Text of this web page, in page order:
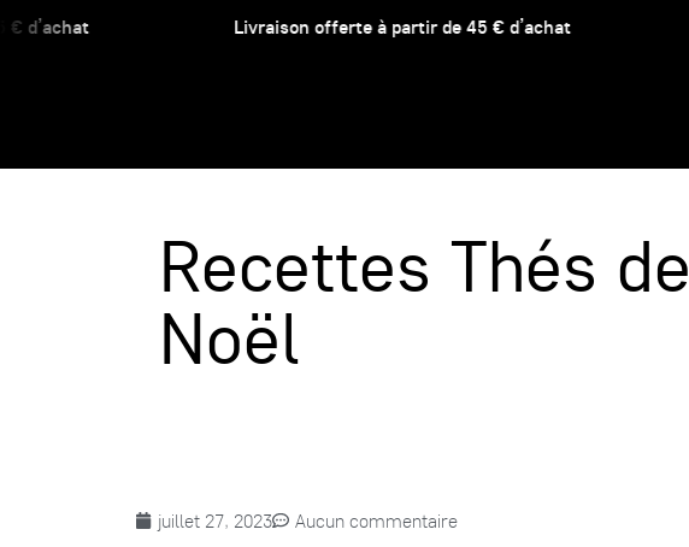
Livraison offerte à partir de 45 € d’achat
Recettes Thés de
Noël
juillet 27, 2023 Aucun commentaire